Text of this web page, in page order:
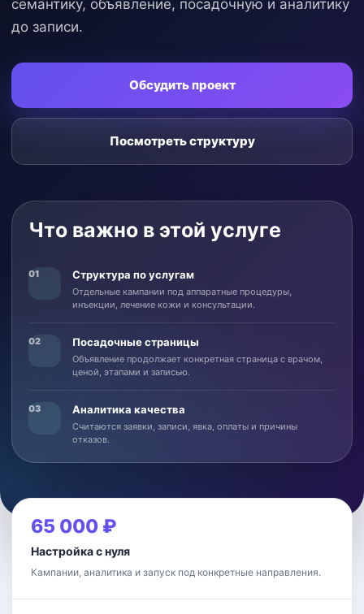
семантику, объявление, посадочную и аналитику
до записи.
Обсудить проект
Посмотреть структуру
Что важно в этой услуге
01 Структура по услугам
Отдельные кампании под аппаратные процедуры,
инъекции, лечение кожи и консультации.
02 Посадочные страницы
Объявление продолжает конкретная страница с врачом,
ценой, этапами и записью.
03 Аналитика качества
Считаются заявки, записи, явка, оплаты и причины
отказов.
65 000 ₽
Настройка с нуля
Кампании, аналитика и запуск под конкретные направления.